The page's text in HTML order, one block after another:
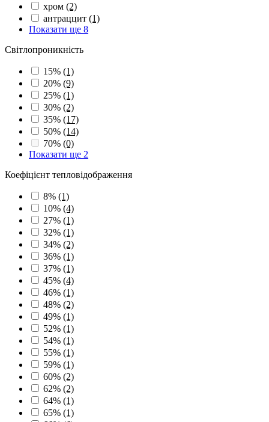
хром (2)
антраццит (1)
Показати ще 8
Світлопроникність
15% (1)
20% (9)
25% (1)
30% (2)
35% (17)
50% (14)
70% (0)
Показати ще 2
Коефіцієнт тепловідображення
8% (1)
10% (4)
27% (1)
32% (1)
34% (2)
36% (1)
37% (1)
45% (4)
46% (1)
48% (2)
49% (1)
52% (1)
54% (1)
55% (1)
59% (1)
60% (2)
62% (2)
64% (1)
65% (1)